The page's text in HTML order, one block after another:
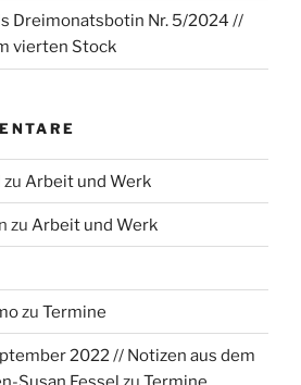
Dreimonatsbotin Nr. 5/2024 //
vierten Stock
zu Arbeit und Werk
zu Arbeit und Werk
zu Termine
2022 // Notizen aus dem